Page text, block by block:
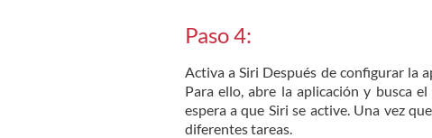
Paso 4:
Activa a Siri Después de configurar la
Para ello, abre la aplicación y busca
espera a que Siri se active. Una vez
diferentes tareas.